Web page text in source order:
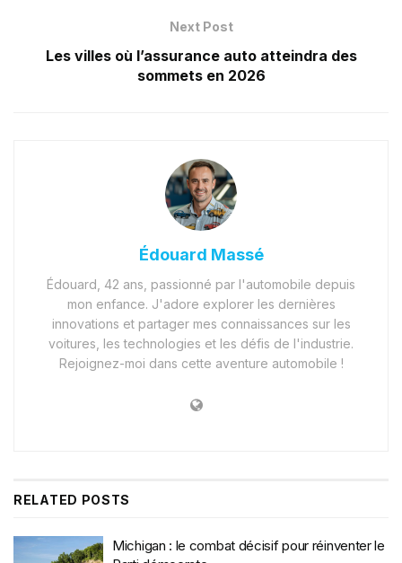
Next Post
Les villes où l’assurance auto atteindra des
sommets en 2026
Édouard Massé
Édouard, 42 ans, passionné par l'automobile depuis
mon enfance. J'adore explorer les dernières
innovations et partager mes connaissances sur les
voitures, les technologies et les défis de l'industrie.
Rejoignez-moi dans cette aventure automobile !
RELATED POSTS
Michigan : le combat décisif pour réinventer le